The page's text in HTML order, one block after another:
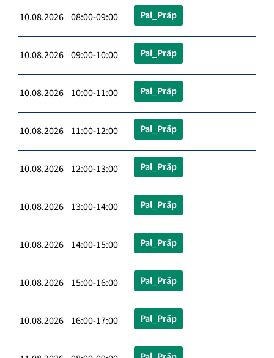
10.08.2026 08:00-09:00 Pal_Präp
10.08.2026 09:00-10:00 Pal_Präp
10.08.2026 10:00-11:00 Pal_Präp
10.08.2026 11:00-12:00 Pal_Präp
10.08.2026 12:00-13:00 Pal_Präp
10.08.2026 13:00-14:00 Pal_Präp
10.08.2026 14:00-15:00 Pal_Präp
10.08.2026 15:00-16:00 Pal_Präp
10.08.2026 16:00-17:00 Pal_Präp